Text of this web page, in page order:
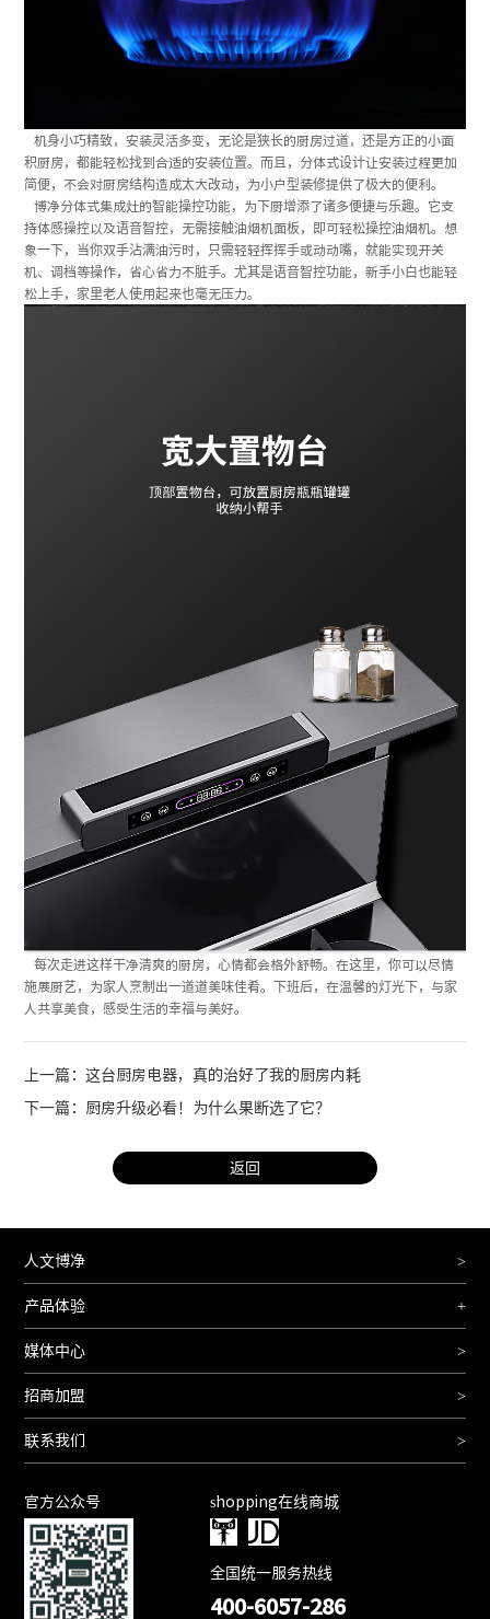
机身小巧精致，安装灵活多变，无论是狭长的厨房过道，还是方正的小面
积厨房，都能轻松找到合适的安装位置。而且，分体式设计让安装过程更加
简便，不会对厨房结构造成太大改动，为小户型装修提供了极大的便利。
博净分体式集成灶的智能操控功能，为下厨增添了诸多便捷与乐趣。它支
持体感操控以及语音智控，无需接触油烟机面板，即可轻松操控油烟机。想
象一下，当你双手沾满油污时，只需轻轻挥挥手或动动嘴，就能实现开关
机、调档等操作，省心省力不脏手。尤其是语音智控功能，新手小白也能轻
松上手，家里老人使用起来也毫无压力。
每次走进这样干净清爽的厨房，心情都会格外舒畅。在这里，你可以尽情
施展厨艺，为家人烹制出一道道美味佳肴。下班后，在温馨的灯光下，与家
人共享美食，感受生活的幸福与美好。
上一篇：这台厨房电器，真的治好了我的厨房内耗
下一篇：厨房升级必看！为什么果断选了它？
返回
人文博净 >
产品体验 +
媒体中心 >
招商加盟 >
联系我们 >
官方公众号 shopping在线商城
全国统一服务热线
400-6057-286